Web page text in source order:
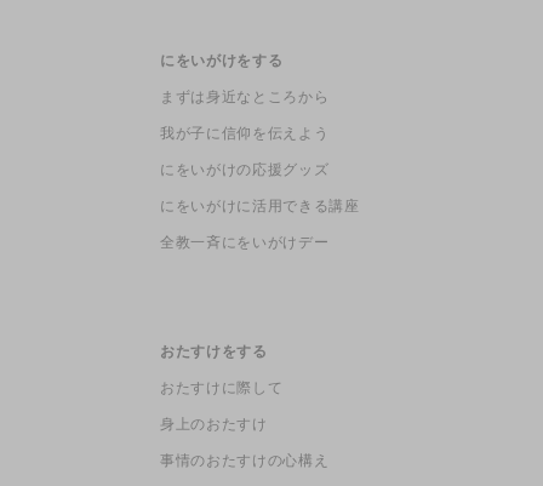
にをいがけをする
まずは身近なところから
我が子に信仰を伝えよう
にをいがけの応援グッズ
にをいがけに活用できる講座
全教一斉にをいがけデー
おたすけをする
おたすけに際して
身上のおたすけ
事情のおたすけの心構え